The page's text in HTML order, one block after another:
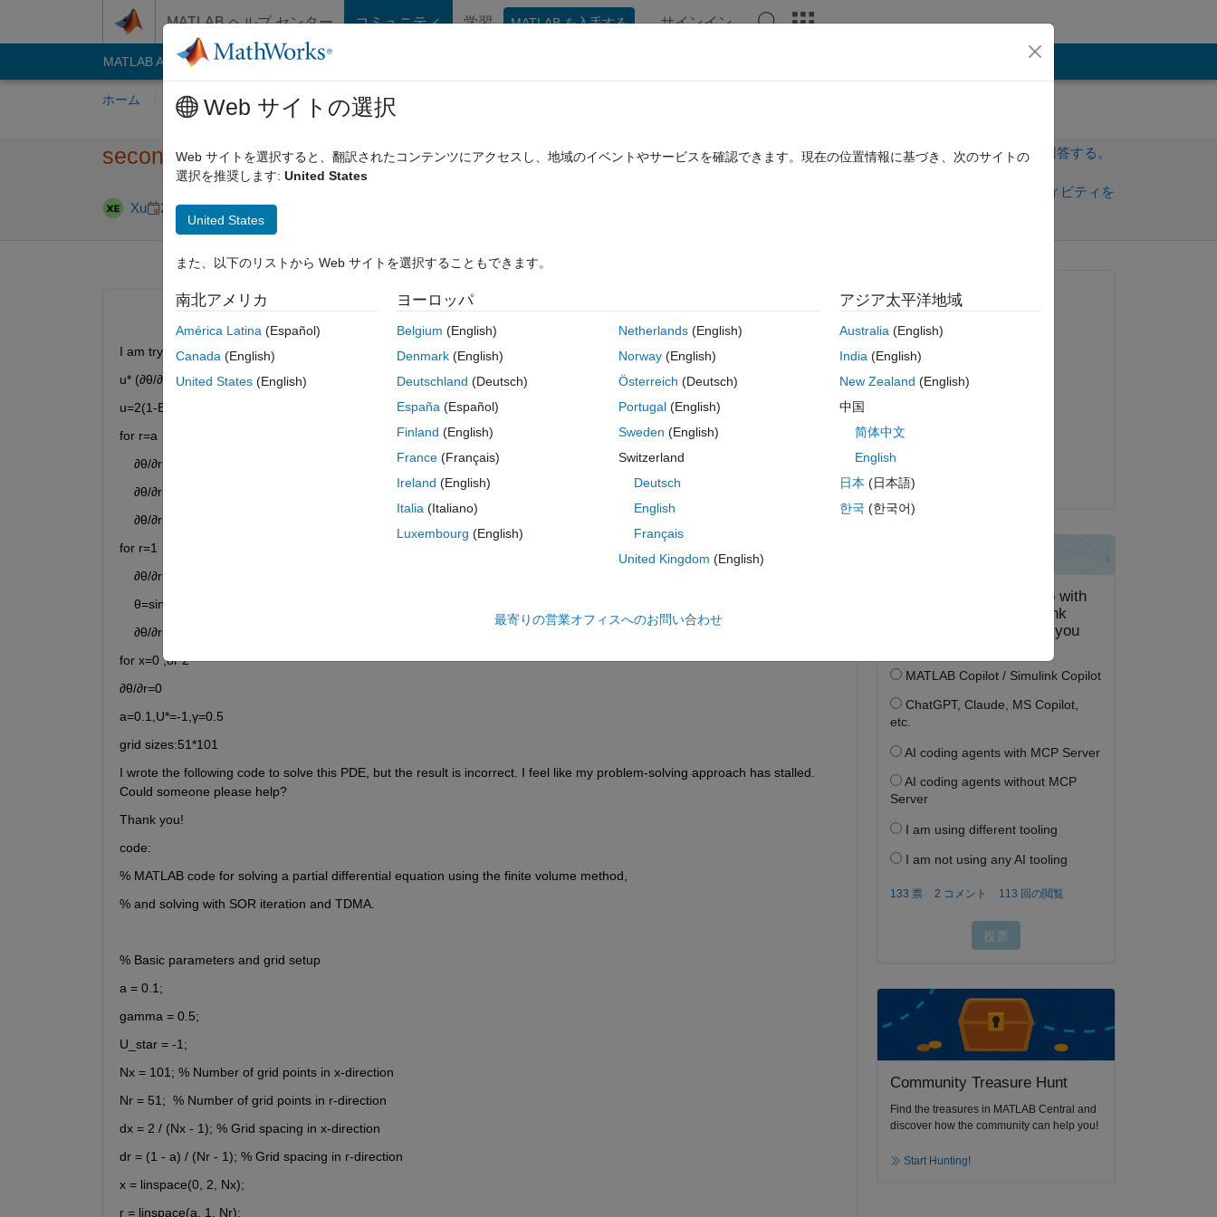
MATLAB ヘルプ センター コミュニティ 学習 MATLAB を入手する サインイン
MATLAB Answers File Exchange
ホーム 質問する 回答 閲覧 MATLAB に関する FAQ
second order center differencing scheme soluting to PDE
Xu 2024 11 月 6 1 回答
サインインしてこの質問に回答する。
サインインしてアクティビティを
0 投票
I am trying to find a solution to this PDE:
u* (∂θ/∂x) = (1-a^2)[(1/r) (∂/∂r) (r *(∂θ/∂r))+(∂^2θ/∂x^2]+γ*(∂u/∂r)^2 ,0≤ x ≤ 2, a≤ r ≤ 1
u=2(1-EU*)(1-r^2+B*ln r)/M, B=(a^2-1)/ln r ,E=(a^2-0.5B)/(a^2-1) ,B*=B(1-0.5U*)/(1-EU*), M=1+a^2-B
for r=a
    ∂θ/∂r=0                    ,0≤ x <1
    ∂θ/∂r=cos[4π(x-1)]  ,1≤ x ≤ 1.5
    ∂θ/∂r=0                   ,1.5< x ≤ 2
for r=1
    ∂θ/∂r=0                   ,0≤ x <1
    θ=sin[4π(x-1)]        ,1≤ x ≤ 1.5
    ∂θ/∂r=0                   ,1.5≤ x ≤<2
for x=0 ,or 2
∂θ/∂r=0
a=0.1,U*=-1,γ=0.5
grid sizes:51*101
I wrote the following code to solve this PDE, but the result is incorrect. I feel like my problem-solving approach has stalled.
Could someone please help?
Thank you!
code:
% MATLAB code for solving a partial differential equation using the finite volume method,
% and solving with SOR iteration and TDMA.
% Basic parameters and grid setup
a = 0.1;
gamma = 0.5;
U_star = -1;
Nx = 101; % Number of grid points in x-direction
Nr = 51;  % Number of grid points in r-direction
dx = 2 / (Nx - 1); % Grid spacing in x-direction
dr = (1 - a) / (Nr - 1); % Grid spacing in r-direction
x = linspace(0, 2, Nx);
r = linspace(a, 1, Nr);
質問済み:
2024 年 11 月 6 日
コメント済み:
採用済み:
Community Treasure Hunt
Find the treasures in MATLAB Central and
discover how the community can help you!
Start Hunting!
Web サイトの選択
Web サイトを選択すると、翻訳されたコンテンツにアクセスし、地域のイベントやサービスを確認できます。現在の位置情報に基づき、次のサイトの
選択を推奨します: United States
United States
また、以下のリストから Web サイトを選択することもできます。
南北アメリカ
América Latina (Español)
Canada (English)
United States (English)
ヨーロッパ
Belgium (English)
Denmark (English)
Deutschland (Deutsch)
España (Español)
Finland (English)
France (Français)
Ireland (English)
Italia (Italiano)
Luxembourg (English)
Netherlands(English)
Norway(English)
Österreich (Deutsch)
Portugal(English)
Sweden (English)
Switzerland
Deutsch
English
Français
United Kingdom (English)
アジア太平洋地域
Australia(English)
India(English)
New Zealand (English)
中国
简体中文
English
日本 (日本語)
한국 (한국어)
最寄りの営業オフィスへのお問い合わせ